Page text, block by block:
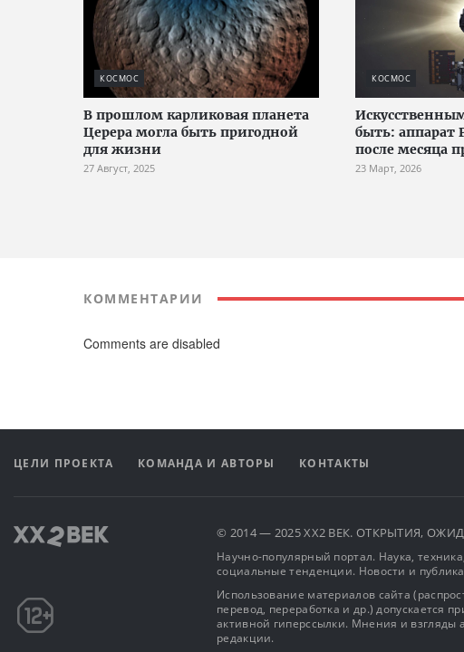
КОСМОС
В прошлом карликовая планета
Церера могла быть пригодной
для жизни
27 Август, 2025
КОСМОС
быть: аппарат
после месяца
23 Март, 2026
КОММЕНТАРИИ
Comments are disabled
ЦЕЛИ ПРОЕКТА КОМАНДА И АВТОРЫ КОНТАКТЫ
© 2014 — 2025 XX2 ВЕК. ОТКРЫТИЯ,
Научно-популярный портал. Наука,
социальные тенденции. Новости и
Использование материалов сайта
перевод, переработка и др.) допускается
активной гиперссылки. Мнения и взгляды
редакции.